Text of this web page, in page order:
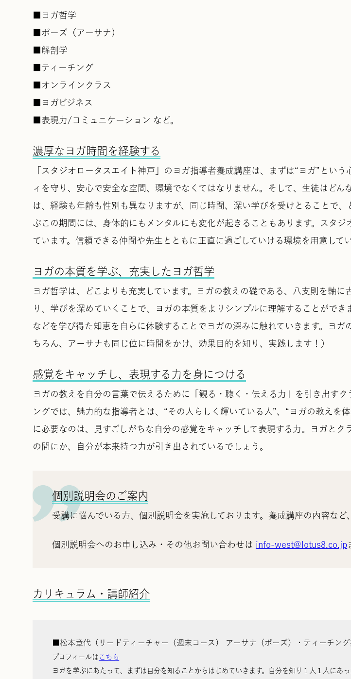
■ヨガ哲学
■ポーズ（アーサナ）
■解剖学
■ティーチング
■オンラインクラス
■ヨガビジネス
■表現力/コミュニケーション など。
濃厚なヨガ時間を経験する
「スタジオロータスエイト神戸」のヨガ指導者養成講座は、まずは“ヨガ”とい
ィを守り、安心で安全な空間、環境でなくてはなりません。そして、生徒はど
は、経験も年齢も性別も異なりますが、同じ時間、深い学びを受けとることで
ぶこの期間には、身体的にもメンタルにも変化が起きることもあります。スタ
ています。信頼できる仲間や先生とともに正直に過ごしていける環境を用意して
ヨガの本質を学ぶ、充実したヨガ哲学
ヨガ哲学は、どこよりも充実しています。ヨガの教えの礎である、八支則を軸
り、学びを深めていくことで、ヨガの本質をよりシンプルに理解することがで
などを学び得た知恵を自らに体験することでヨガの深みに触れていきます。ヨ
ちろん、アーサナも同じ位に時間をかけ、効果目的を知り、実践します！）
感覚をキャッチし、表現する力を身につける
ヨガの教えを自分の言葉で伝えるために「観る・聴く・伝える力」を引き出す
ングでは、魅力的な指導者とは、“その人らしく輝いている人”、“ヨガの教えを
に必要なのは、見すごしがちな自分の感覚をキャッチして表現する力。ヨガと
の間にか、自分が本来持つ力が引き出されているでしょう。
個別説明会のご案内
受講に悩んでいる方、個別説明会を実施しております。養成講座の内容など
個別説明会へのお申し込み・その他お問い合わせは info-west@lotus8.co.jp
カリキュラム・講師紹介
■松本章代（リードティーチャー（週末コース） アーサナ（ポーズ）・ティーチング
プロフィールは こちら
ヨガを学ぶにあたって、まずは自分を知ることからはじめていきます。自分を知り１人１人にあっ